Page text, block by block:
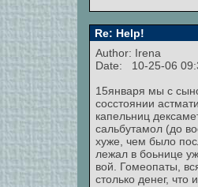
Re: Help!
Author: Irena
Date: 10-25-06
15января мы с
сосстоянии
капельниц
сальбутамол (до
хуже, чем было
лежал в боьнице
вой. Гомеопаты,
столько денег,